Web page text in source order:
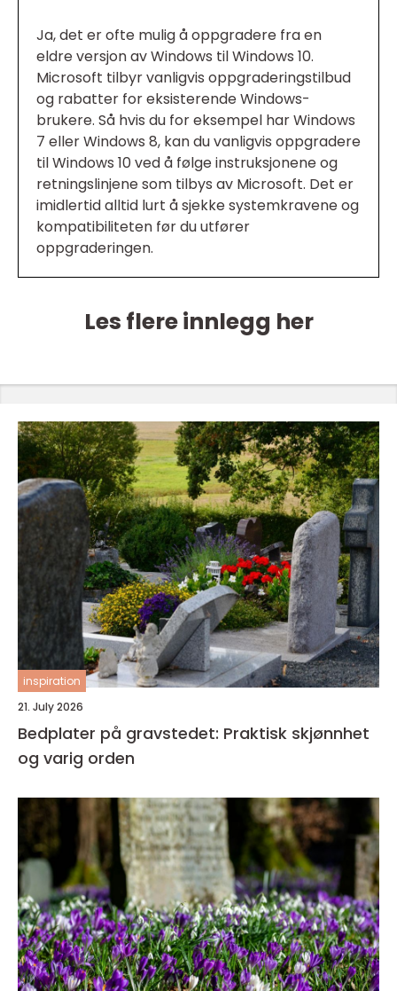
Ja, det er ofte mulig å oppgradere fra en
eldre versjon av Windows til Windows 10.
Microsoft tilbyr vanligvis oppgraderingstilbud
og rabatter for eksisterende Windows-
brukere. Så hvis du for eksempel har Windows
7 eller Windows 8, kan du vanligvis oppgradere
til Windows 10 ved å følge instruksjonene og
retningslinjene som tilbys av Microsoft. Det er
imidlertid alltid lurt å sjekke systemkravene og
kompatibiliteten før du utfører
oppgraderingen.
Les flere innlegg her
inspiration
21. July 2026
Bedplater på gravstedet: Praktisk skjønnhet
og varig orden